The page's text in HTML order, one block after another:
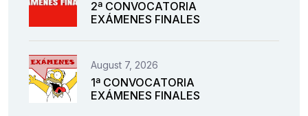
2ª CONVOCATORIA
EXÁMENES FINALES
August 7, 2026
1ª CONVOCATORIA
EXÁMENES FINALES